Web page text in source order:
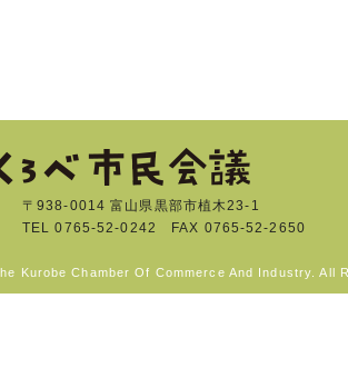
〒938-0014 富山県黒部市植木23-1
TEL 0765-52-0242 FAX 0765-52-2650
Kurobe Chamber Of Commerce And Industry. All